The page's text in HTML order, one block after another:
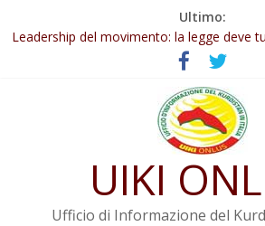
Ultimo:
Abdullah Öcalan: Le legge negativa deve
legge positiva
Leadership del movimento: la legge deve
Commissione donne del KNK: Şengal è di
Non tenere conto della situazione di
Il KNK chiede un’azione internazionale
UIKI
Ufficio di Informazione del